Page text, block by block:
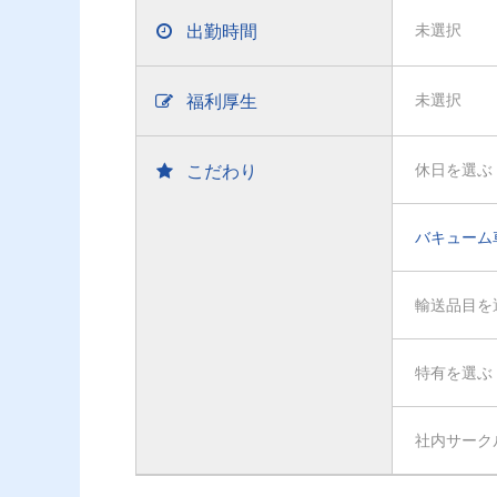
出勤時間 未選択
福利厚生 未選択
こだわり 休日を選ぶ
バキューム
輸送品目を
特有を選ぶ
社内サーク